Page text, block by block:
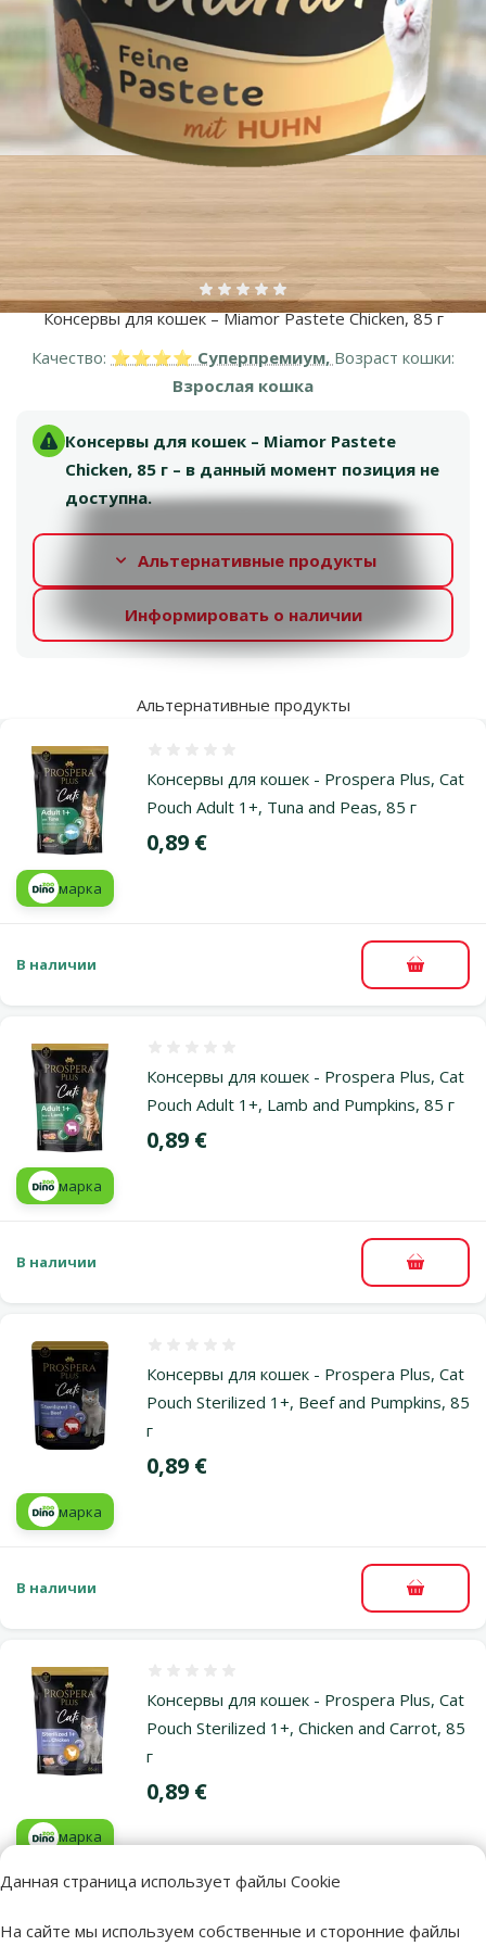
Данная страница использует файлы Cookie
На сайте мы используем собственные и сторонние файлы
Консервы для кошек – Miamor Pastete Chicken, 85 г
Оценка 0%
Качество: ⭐⭐⭐⭐ Суперпремиум, Возраст кошки:
Взрослая кошка
Консервы для кошек – Miamor Pastete
Chicken, 85 г – в данный момент позиция не
доступна.
Альтернативные продукты
Информировать о наличии
Альтернативные продукты
Консервы для кошек - Prospera Plus, Cat
Pouch Adult 1+, Tuna and Peas, 85 г
Цена
0,89 €
марка
В наличии В
Консервы для кошек - Prospera Plus, Cat
Pouch Adult 1+, Lamb and Pumpkins, 85 г
Цена
0,89 €
марка
В наличии В
Консервы для кошек - Prospera Plus, Cat
Pouch Sterilized 1+, Beef and Pumpkins, 85
г
Цена
0,89 €
марка
В наличии В
Консервы для кошек - Prospera Plus, Cat
Pouch Sterilized 1+, Chicken and Carrot, 85
г
Цена
0,89 €
марка
В